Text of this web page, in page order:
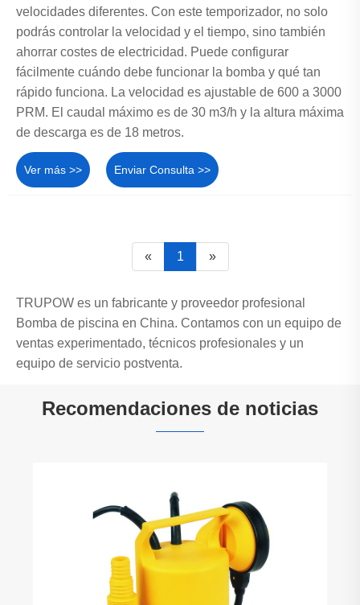
velocidades diferentes. Con este temporizador, no solo
podrás controlar la velocidad y el tiempo, sino también
ahorrar costes de electricidad. Puede configurar
fácilmente cuándo debe funcionar la bomba y qué tan
rápido funciona. La velocidad es ajustable de 600 a 3000
PRM. El caudal máximo es de 30 m3/h y la altura máxima
de descarga es de 18 metros.
Ver más >> Enviar Consulta >>
« 1 »
TRUPOW es un fabricante y proveedor profesional
Bomba de piscina en China. Contamos con un equipo de
ventas experimentado, técnicos profesionales y un
equipo de servicio postventa.
Recomendaciones de noticias
¿Qué hace que una bomba de acuario sea
esencial para un tanque próspero y
saludable?
Ver más >>